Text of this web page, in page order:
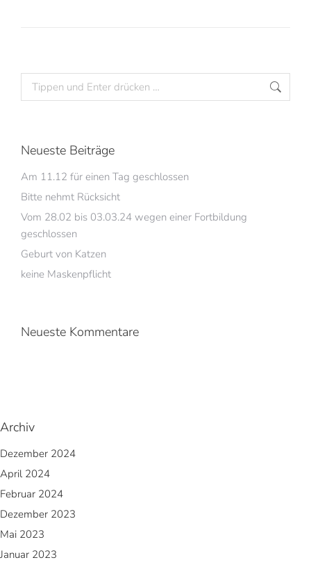
Neueste Beiträge
Am 11.12 für einen Tag geschlossen
Bitte nehmt Rücksicht
Vom 28.02 bis 03.03.24 wegen einer Fortbildung
geschlossen
Geburt von Katzen
keine Maskenpflicht
Neueste Kommentare
Archiv
Dezember 2024
April 2024
Februar 2024
Dezember 2023
Mai 2023
Januar 2023